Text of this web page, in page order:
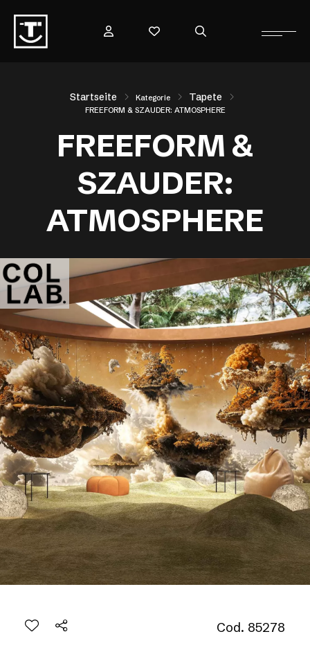
Startseite Kategorie Tapete
FREEFORM & SZAUDER: ATMOSPHERE
FREEFORM &
SZAUDER:
ATMOSPHERE
Cod. 85278